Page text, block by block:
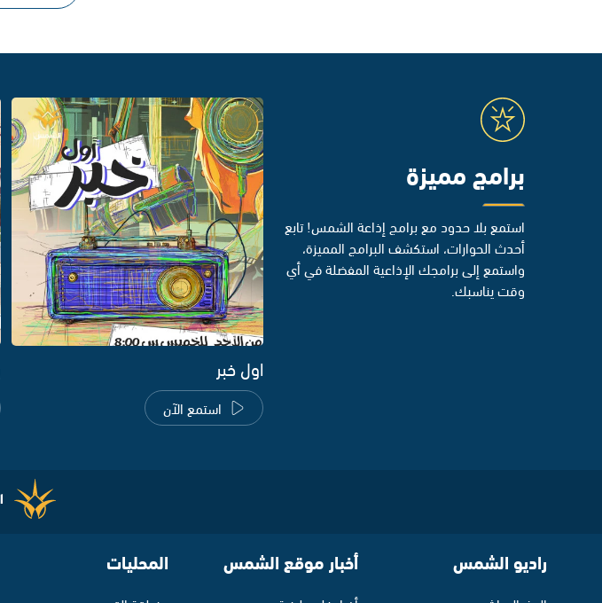
برامج مميزة
استمع بلا حدود مع برامج إذاعة الشمس! تابع
أحدث الحوارات، استكشف البرامج المميزة،
واستمع إلى برامجك الإذاعية المفضلة في أي
وقت يناسبك.
اول خبر
استمع الآن
راديو الشمس أخبار موقع الشمس المحليات